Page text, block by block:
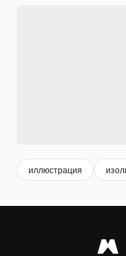
иллюстрация